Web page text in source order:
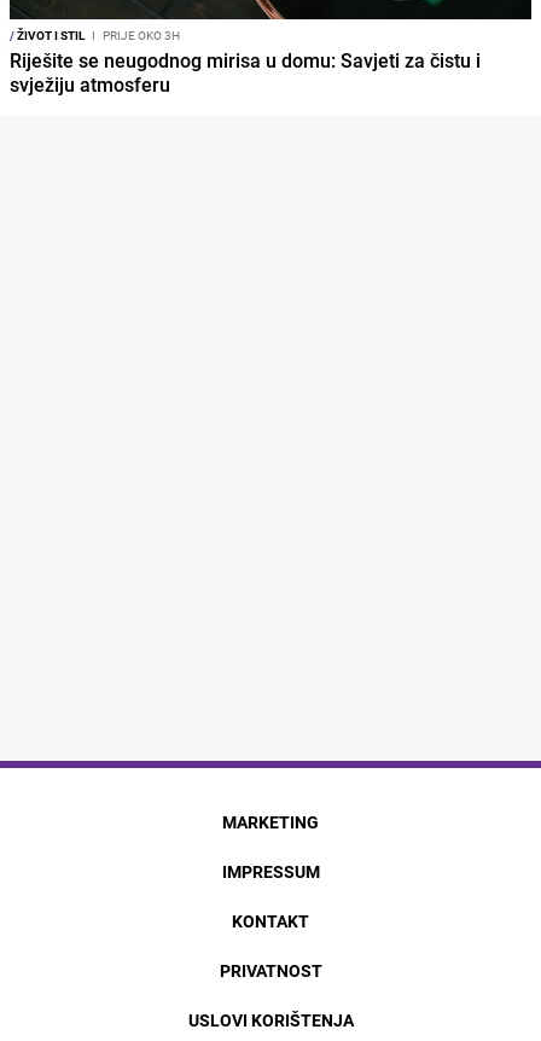
/ŽIVOT I STIL I PRIJE OKO 3H
Riješite se neugodnog mirisa u domu: Savjeti za čistu i
svježiju atmosferu
MARKETING
IMPRESSUM
KONTAKT
PRIVATNOST
USLOVI KORIŠTENJA